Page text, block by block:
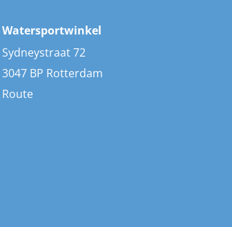
Watersportwinkel
Sydneystraat 72
3047 BP Rotterdam
Route